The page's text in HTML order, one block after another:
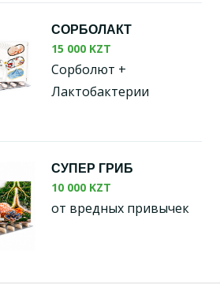
СОРБОЛАКТ
15 000 KZT
Сорболют +
Лактобактерии
СУПЕР ГРИБ
10 000 KZT
от вредных привычек